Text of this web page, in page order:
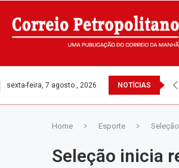
sexta-feira, 7 agosto , 2026 NOTÍCIAS
Home Esporte
Seleção inicia